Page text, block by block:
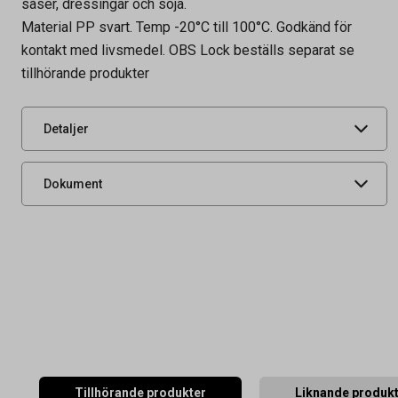
såser, dressingar och soja.
Material PP svart. Temp -20°C till 100°C. Godkänd för
kontakt med livsmedel. OBS Lock beställs separat se
tillhörande produkter
Detaljer
Tidigare artikelnummer
artikelnummer
Diameter i mm 62 mm
Dokument
Produktdatablad
Tillhörande produkter Liknande